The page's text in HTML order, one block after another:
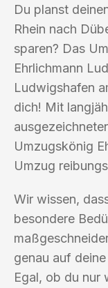
Du planst
Rhein nach
sparen? Das
Ehrlichmann
Ludwigshafen
dich! Mit
Umzugskönig
Umzug
Wir wissen,
besondere
genau auf
Egal, ob du nur